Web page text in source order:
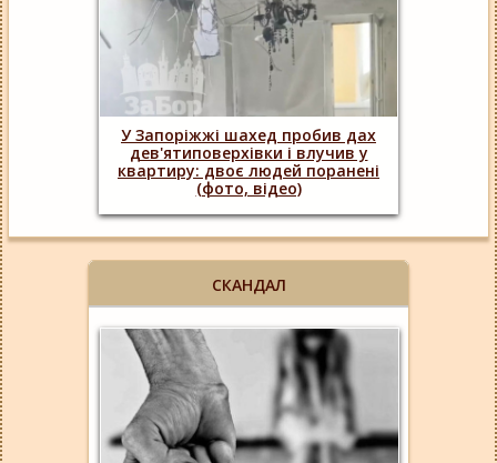
СКАНДАЛ
У Запоріжжі шахед пробив дах
дев'ятиповерхівки і влучив у
квартиру: двоє людей поранені
(фото, відео)